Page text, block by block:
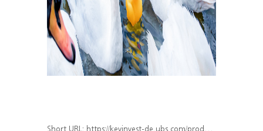
Short URL: https://keyinvest-de.ubs.com/produkt/detail/index/isin/DE000WA549D3